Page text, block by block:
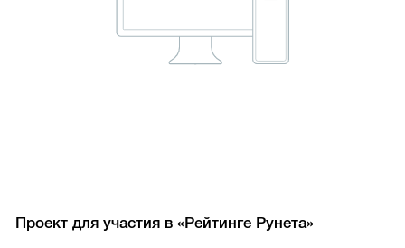
Проект для участия в «Рейтинге Рунета»